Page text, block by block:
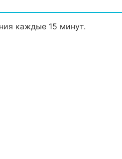
каждые 15 минут.